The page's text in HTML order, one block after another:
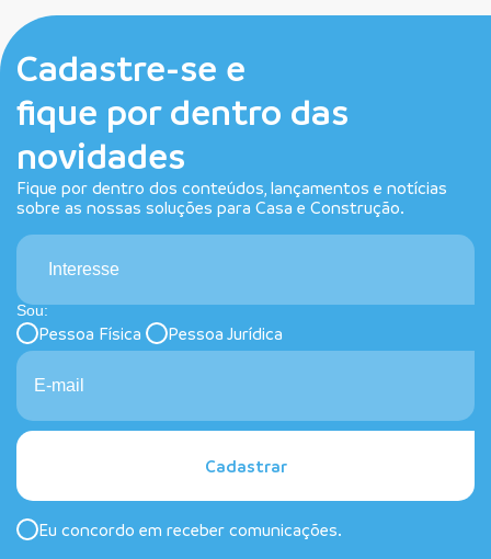
Cadastre-se e
fique por dentro das
novidades
Fique por dentro dos conteúdos, lançamentos e notícias
sobre as nossas soluções para Casa e Construção.
Interesse
Sou:
Pessoa Física Pessoa Jurídica
Cadastrar
Eu concordo em receber comunicações.